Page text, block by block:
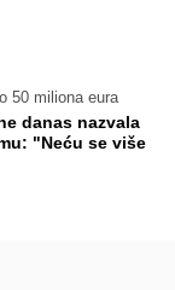
50 miliona eura
danas nazvala
"Neću se više